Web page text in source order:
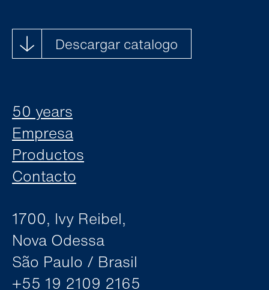
50 years
Empresa
Productos
Contacto
1700, Ivy Reibel,
Nova Odessa
São Paulo / Brasil
+55 19 2109 2165
Descargar catalogo